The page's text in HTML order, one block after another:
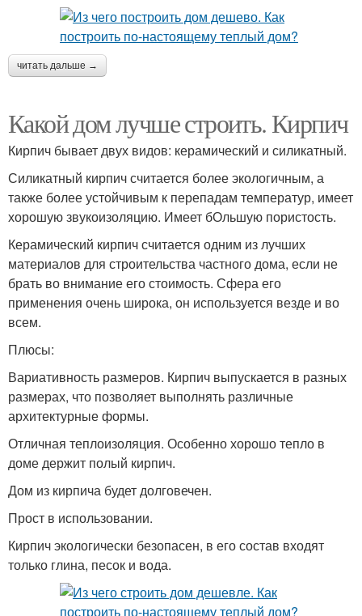
читать дальше →
Какой дом лучше строить. Кирпич
Кирпич бывает двух видов: керамический и силикатный.
Силикатный кирпич считается более экологичным, а
также более устойчивым к перепадам температур, имеет
хорошую звукоизоляцию. Имеет бОльшую пористость.
Керамический кирпич считается одним из лучших
материалов для строительства частного дома, если не
брать во внимание его стоимость. Сфера его
применения очень широка, он используется везде и во
всем.
Плюсы:
Вариативность размеров. Кирпич выпускается в разных
размерах, что позволяет выполнять различные
архитектурные формы.
Отличная теплоизоляция. Особенно хорошо тепло в
доме держит полый кирпич.
Дом из кирпича будет долговечен.
Прост в использовании.
Кирпич экологически безопасен, в его состав входят
только глина, песок и вода.